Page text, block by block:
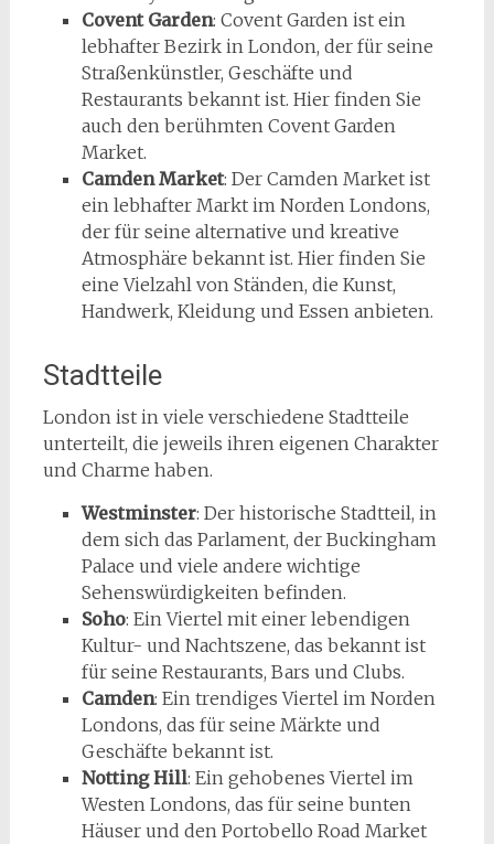
Covent Garden: Covent Garden ist ein
lebhafter Bezirk in London, der für seine
Straßenkünstler, Geschäfte und
Restaurants bekannt ist. Hier finden Sie
auch den berühmten Covent Garden
Market.
Camden Market: Der Camden Market ist
ein lebhafter Markt im Norden Londons,
der für seine alternative und kreative
Atmosphäre bekannt ist. Hier finden Sie
eine Vielzahl von Ständen, die Kunst,
Handwerk, Kleidung und Essen anbieten.
Stadtteile
London ist in viele verschiedene Stadtteile
unterteilt, die jeweils ihren eigenen Charakter
und Charme haben.
Westminster: Der historische Stadtteil, in
dem sich das Parlament, der Buckingham
Palace und viele andere wichtige
Sehenswürdigkeiten befinden.
Soho: Ein Viertel mit einer lebendigen
Kultur- und Nachtszene, das bekannt ist
für seine Restaurants, Bars und Clubs.
Camden: Ein trendiges Viertel im Norden
Londons, das für seine Märkte und
Geschäfte bekannt ist.
Notting Hill: Ein gehobenes Viertel im
Westen Londons, das für seine bunten
Häuser und den Portobello Road Market